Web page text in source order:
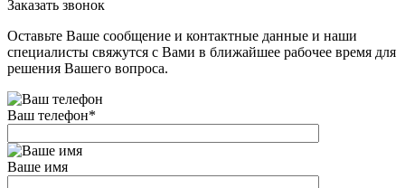
Заказать звонок
Оставьте Ваше сообщение и контактные данные и наши
специалисты свяжутся с Вами в ближайшее рабочее время для
решения Вашего вопроса.
Ваш телефон*
Ваше имя